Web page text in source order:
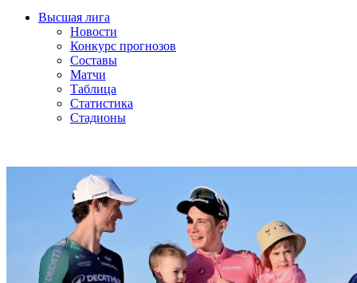
Высшая лига
Новости
Конкурс прогнозов
Составы
Матчи
Таблица
Статистика
Стадионы